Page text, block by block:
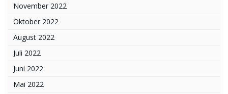
November 2022
Oktober 2022
August 2022
Juli 2022
Juni 2022
Mai 2022